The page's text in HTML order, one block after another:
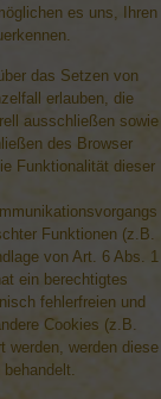
es uns, Ihren
das Setzen von
erlauben, die
ausschließen sowie
des Browser
Funktionalität dieser
Funktionen (z.B.
von Art. 6 Abs. 1
ein berechtigtes
fehlerfreien und
Cookies (z.B.
werden, werden diese